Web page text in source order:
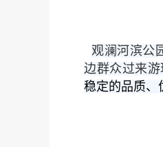
观澜河滨公
边群众过来
稳定的品质、